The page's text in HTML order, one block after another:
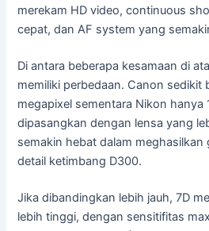
merekam HD video, continuous
cepat, dan AF system yang
Di antara beberapa kesamaan di
memiliki perbedaan. Canon sedikit
megapixel sementara Nikon hanya
dipasangkan dengan lensa yang
semakin hebat dalam meghasilkan
detail ketimbang D300.
Jika dibandingkan lebih jauh, 7D
lebih tinggi, dengan sensitifitas